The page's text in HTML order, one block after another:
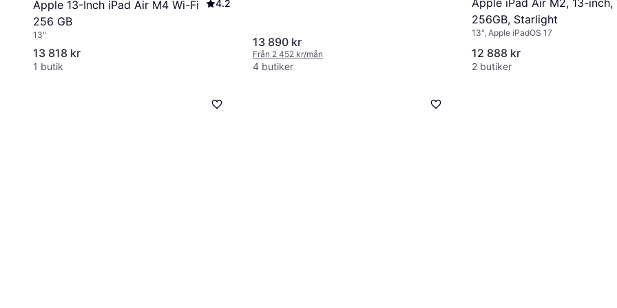
Apple 13-Inch iPad Air M4 Wi-Fi
256 GB
4.2
13"
13 818 kr
1 butik
13 890 kr
Från 2 452 kr/mån
4 butiker
Apple iPad Air M2, 13-inch,
256GB, Starlight
13", Apple iPadOS 17
12 888 kr
2 butiker